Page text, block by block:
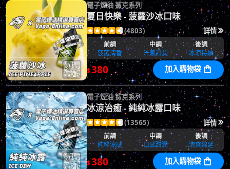
電子煙油 鯊克系列
夏日快樂 - 菠蘿沙冰口味
     (4803) 詳情 
前調 中調
後調
菠蘿清香
汁感甜潤 冰涼持續
$380 加入購物袋 
電子煙油 鯊克系列
冰涼治癒 - 純純冰露口味
     (13565) 詳情 
前調 中調
後調
純粹涼感
口感甜潤 清爽綿延
$380 加入購物袋 